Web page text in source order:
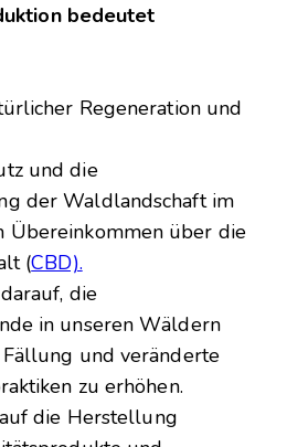
bedeutet
Regeneration und
und die
der Waldlandschaft im
Übereinkommen über die
(CBD).
die
in unseren Wäldern
und veränderte
zu erhöhen.
die Herstellung